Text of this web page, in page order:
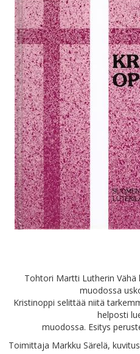
Tohtori Martti Lutherin Vähä
muodossa
Kristinoppi selittää niitä
helposti
muodossa. Esitys
Toimittaja Markku Särelä,